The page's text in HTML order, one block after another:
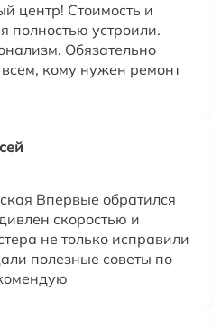
центр! Стоимость и
полностью устроили.
Обязательно
кому нужен ремонт
Впервые обратился
скоростью и
не только исправили
полезные советы по